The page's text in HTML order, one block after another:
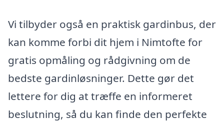
Vi tilbyder også en praktisk gardinbus, der
kan komme forbi dit hjem i Nimtofte for
gratis opmåling og rådgivning om de
bedste gardinløsninger. Dette gør det
lettere for dig at træffe en informeret
beslutning, så du kan finde den perfekte